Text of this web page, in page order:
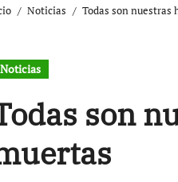
Noticias Todas son nuestras
Noticias
son